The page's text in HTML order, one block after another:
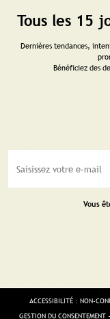
Tous les 15
Dernières tendances,
Bénéficiez des
Vous
ACCESSIBILITÉ : NON-
GESTION DU CONSENTEMENT